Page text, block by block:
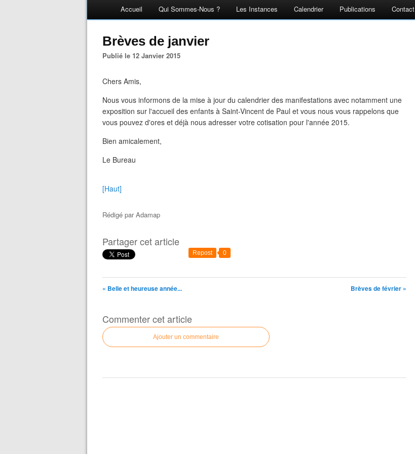
Accueil Qui Sommes-Nous ? Les Instances Calendrier Publications Contact
Brèves de janvier
Publié le 12 Janvier 2015
Chers Amis,
Nous vous informons de la mise à jour du calendrier des manifestations avec notamment une
exposition sur l'accueil des enfants à Saint-Vincent de Paul et vous nous vous rappelons que
vous pouvez d'ores et déjà nous adresser votre cotisation pour l'année 2015.
Bien amicalement,
Le Bureau
[Haut]
Rédigé parAdamap
Partager cet article
Repost 0
« Belle et heureuse année... Brèves de février »
Commenter cet article
Ajouter un commentaire